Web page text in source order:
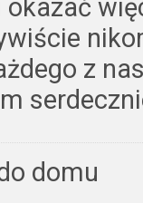
okazać
z
domu